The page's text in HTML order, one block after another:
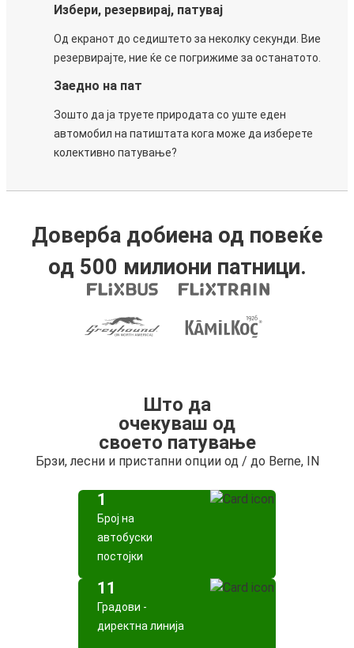
Избери, резервирај, патувај
Од екранот до седиштето за неколку секунди. Вие
резервирајте, ние ќе се погрижиме за останатото.
Заедно на пат
Зошто да ја труете природата со уште еден
автомобил на патиштата кога може да изберете
колективно патување?
Доверба добиена од повеќе
од 500 милиони патници.
Што да
очекуваш од
своето патување
Брзи, лесни и пристапни опции од / до Berne, IN
1
Број на
автобуски
постојки
11
Градови -
директна линија